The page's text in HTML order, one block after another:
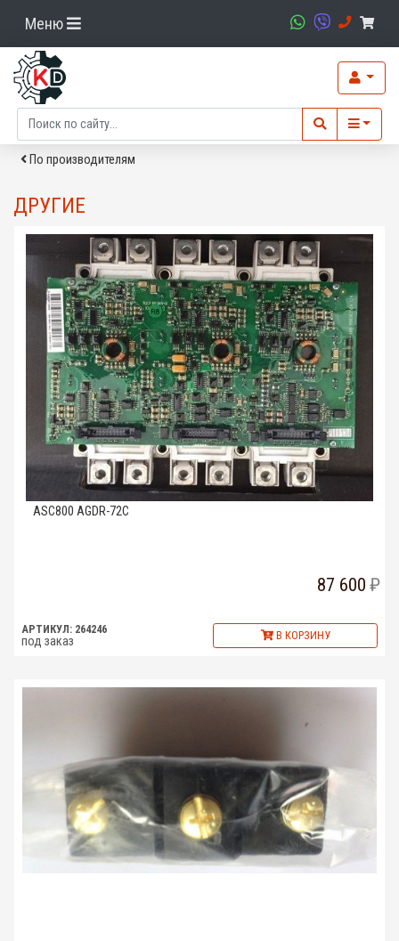
Меню
По производителям
ДРУГИЕ
ASC800 AGDR-72C
87 600
АРТИКУЛ: 264246
под заказ В КОРЗИНУ